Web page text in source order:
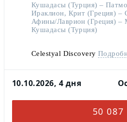
Кушадасы (Турция) –
Ираклион, Крит (Греция) –
Афины/Лаврион (Греция) –
Кушадасы (Турция)
Celestyal Discovery
10.10.2026, 4 дня
50 087